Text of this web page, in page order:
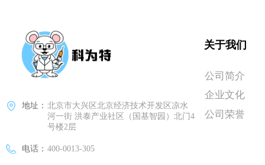
地址： 北京市大兴区北京经济技术开发区凉水
河一街 洪泰产业社区（国基智园）北门4
号楼2层
电话： 400-0013-305
关于我们
公司简介
企业文化
公司荣誉